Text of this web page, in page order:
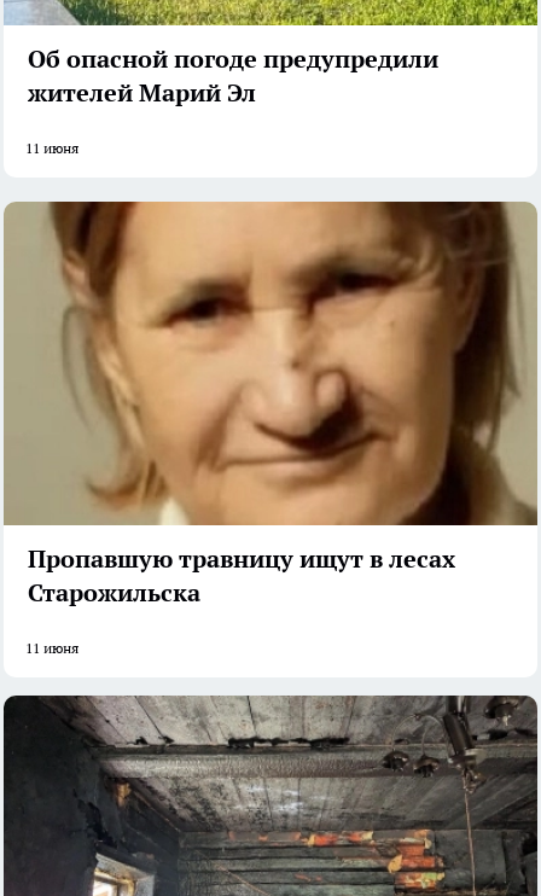
Об опасной погоде предупредили
жителей Марий Эл
11 июня
Пропавшую травницу ищут в лесах
Старожильска
11 июня